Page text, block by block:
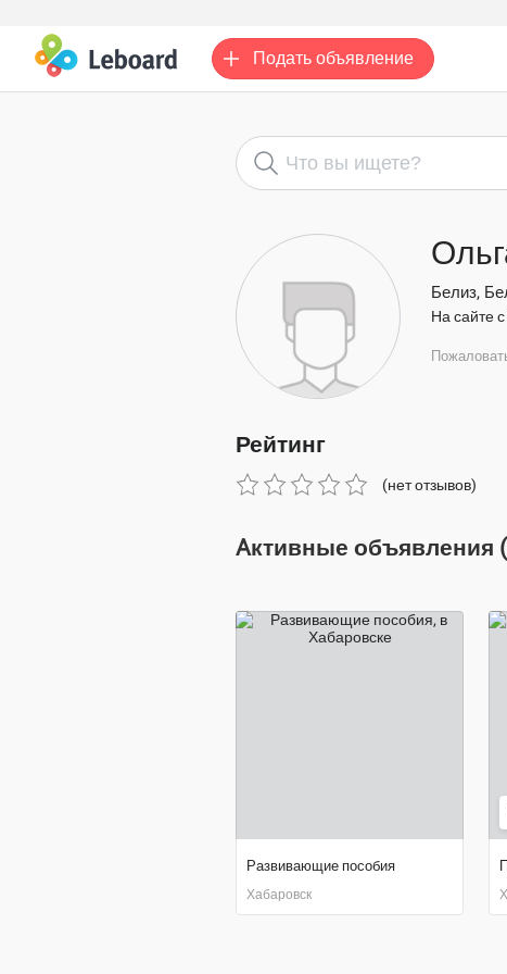
Подать объявление
Белиз,
На сайте
Рейтинг
(нет отзывов)
Aктивные объявления
Развивающие пособия
Хабаровск